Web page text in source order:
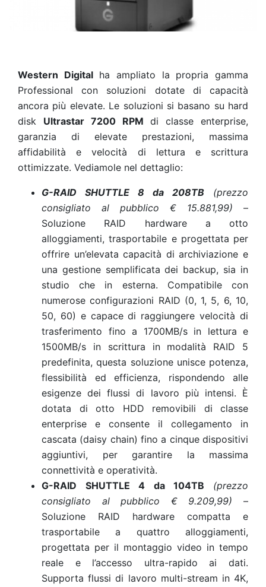
Western Digitalha ampliato la propria gamma
Professional con soluzioni dotate di capacità
ancora più elevate. Le soluzioni si basano su hard
disk Ultrastar 7200 RPM di classe enterprise,
garanzia di elevate prestazioni, massima
affidabilità e velocità di lettura e scrittura
ottimizzate. Vediamole nel dettaglio:
G-RAID SHUTTLE 8 da 208TB (prezzo
consigliato al pubblico € 15.881,99) –
Soluzione RAID hardware a otto
alloggiamenti, trasportabile e progettata per
offrire un’elevata capacità di archiviazione e
una gestione semplificata dei backup, sia in
studio che in esterna. Compatibile con
numerose configurazioni RAID (0, 1, 5, 6, 10,
50, 60) e capace di raggiungere velocità di
trasferimento fino a 1700MB/s in lettura e
1500MB/s in scrittura in modalità RAID 5
predefinita, questa soluzione unisce potenza,
flessibilità ed efficienza, rispondendo alle
esigenze dei flussi di lavoro più intensi. È
dotata di otto HDD removibili di classe
enterprise e consente il collegamento in
cascata (daisy chain) fino a cinque dispositivi
aggiuntivi, per garantire la massima
connettività e operatività.
G-RAID SHUTTLE 4 da 104TB (prezzo
consigliato al pubblico € 9.209,99) –
Soluzione RAID hardware compatta e
trasportabile a quattro alloggiamenti,
progettata per il montaggio video in tempo
reale e l’accesso ultra-rapido ai dati.
Supporta flussi di lavoro multi-stream in 4K,